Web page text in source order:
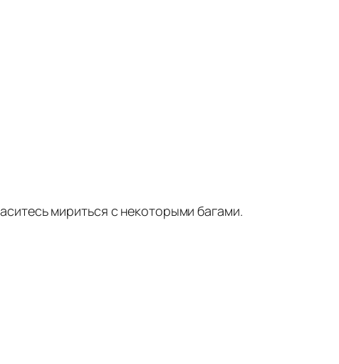
мириться с некоторыми багами.